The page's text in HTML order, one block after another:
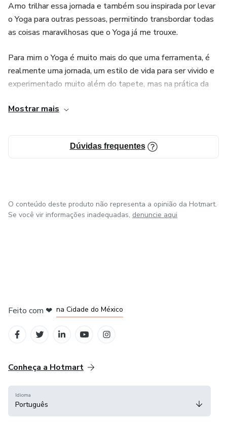
Amo trilhar essa jornada e também sou inspirada por levar
o Yoga para outras pessoas, permitindo transbordar todas
as coisas maravilhosas que o Yoga já me trouxe.
Para mim o Yoga é muito mais do que uma ferramenta, é
realmente uma jornada, um estilo de vida para ser vivido e
experimentado muito além do tapete, mas na prática da
Mostrar mais
Dúvidas frequentes
O conteúdo deste produto não representa a opinião da Hotmart.
Se você vir informações inadequadas, denuncie aqui
Feito com ❤ na Cidade do México
Conheça a Hotmart
Idioma
Português